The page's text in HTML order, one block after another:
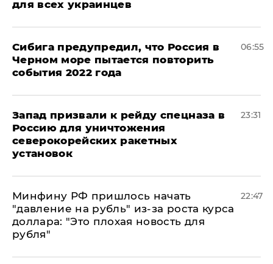
для всех украинцев
Сибига предупредил, что Россия в
Черном море пытается повторить
события 2022 года
06:55
Запад призвали к рейду спецназа в
Россию для уничтожения
северокорейских ракетных
установок
23:31
Минфину РФ пришлось начать
"давление на рубль" из-за роста курса
доллара: "Это плохая новость для
рубля"
22:47